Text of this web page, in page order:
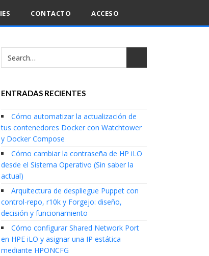
IES CONTACTO ACCESO
ENTRADAS RECIENTES
Cómo automatizar la actualización de
tus contenedores Docker con Watchtower
y Docker Compose
Cómo cambiar la contraseña de HP iLO
desde el Sistema Operativo (Sin saber la
actual)
Arquitectura de despliegue Puppet con
control-repo, r10k y Forgejo: diseño,
decisión y funcionamiento
Cómo configurar Shared Network Port
en HPE iLO y asignar una IP estática
mediante HPONCFG